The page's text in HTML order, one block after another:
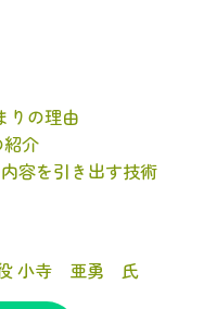
りの理由
介
を引き出す技術
役 小寺 亜勇 氏